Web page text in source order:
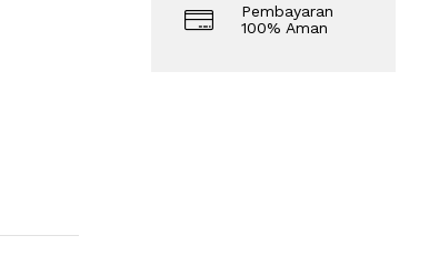
Pembayaran
100% Aman